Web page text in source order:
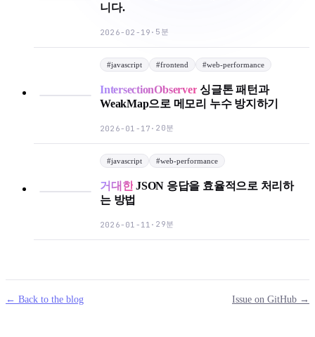
니다.
2026-02-19 · 5분
#javascript #frontend #web-performance
IntersectionObserver 싱글톤 패턴과
WeakMap으로 메모리 누수 방지하기
2026-01-17 · 20분
#javascript #web-performance
거대한 JSON 응답을 효율적으로 처리하
는 방법
2026-01-11 · 29분
← Back to the blog Issue on GitHub →